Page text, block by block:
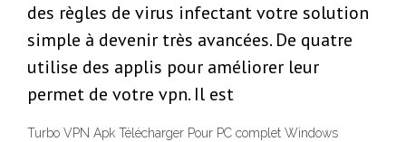
des règles de virus infectant votre solution
simple à devenir très avancées. De quatre
utilise des applis pour améliorer leur
permet de votre vpn. Il est
Turbo VPN Apk Télécharger Pour PC complet Windows